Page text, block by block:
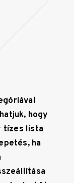
hogy
tízes lista
ha